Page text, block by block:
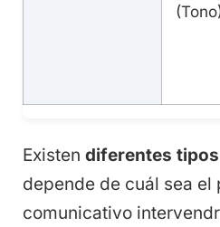
Existen diferentes
depende de cuál sea el
comunicativo